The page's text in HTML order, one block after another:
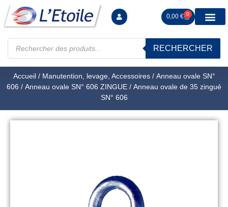
0,00 € 0
RECHERCHER
Accueil/ Manutention, levage, Accessoires/ Anneau ovale SN°
606 / Anneau ovale SN° 606 ZINGUE / Anneau ovale de 35 zingué
SN° 606